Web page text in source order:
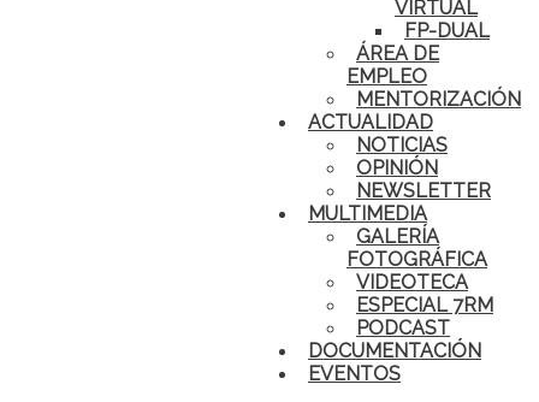
VIRTUAL
FP-DUAL
ÁREA DE
EMPLEO
MENTORIZACIÓN
ACTUALIDAD
NOTICIAS
OPINIÓN
NEWSLETTER
MULTIMEDIA
GALERÍA
FOTOGRÁFICA
VIDEOTECA
ESPECIAL 7RM
PODCAST
DOCUMENTACIÓN
EVENTOS